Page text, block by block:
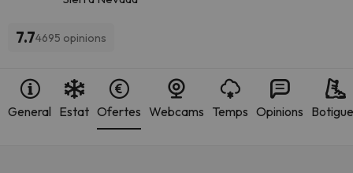
7.74695 opinions
General Estat Ofertes Webcams Temps Opinions